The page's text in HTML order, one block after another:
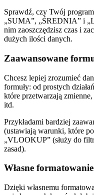
Sprawdź, czy Twój
„SUMA”, „ŚREDNIA” i
nim zaoszczędzisz czas i
dużych ilości danych.
Zaawansowane
Chcesz lepiej zrozumieć
formuły: od prostych
które przetwarzają
itd.
Przykładami bardziej
(ustawiają warunki, które
„VLOOKUP” (służy do
zasad).
Własne formatowanie
Dzięki własnemu